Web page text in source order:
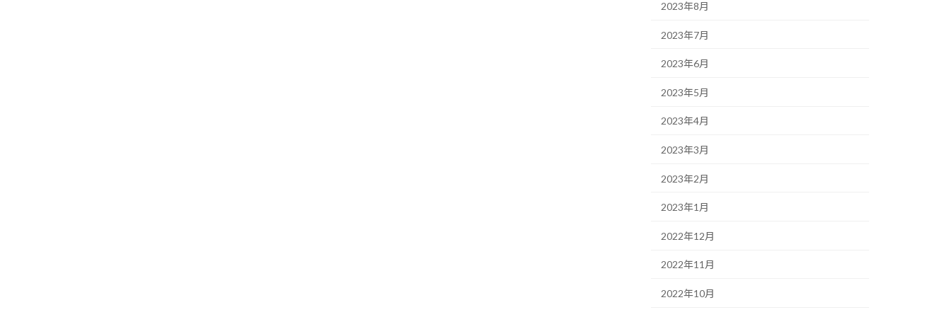
2023年8月
2023年7月
2023年6月
2023年5月
2023年4月
2023年3月
2023年2月
2023年1月
2022年12月
2022年11月
2022年10月